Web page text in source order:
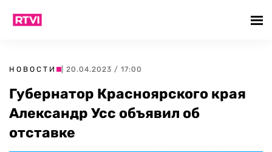
НОВОСТИ | 20.04.2023 / 17:00
Губернатор Красноярского края
Александр Усс объявил об
отставке